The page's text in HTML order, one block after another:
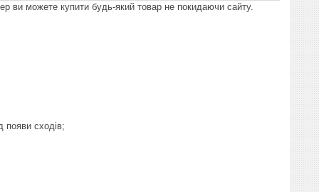
ви можете купити будь-який товар не покидаючи сайту.
появи сходів;